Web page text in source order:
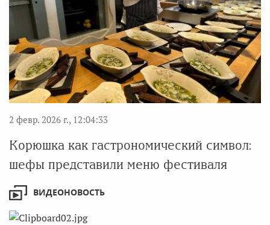
2 февр. 2026 г., 12:04:33
Корюшка как гастрономический символ:
шефы представили меню фестиваля
ВИДЕОНОВОСТЬ